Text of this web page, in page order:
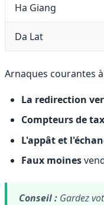
Ha Giang
Da Lat
Arnaques courantes
La redirection
Compteurs de
L'appât et
Faux moines
Conseil : Gardez